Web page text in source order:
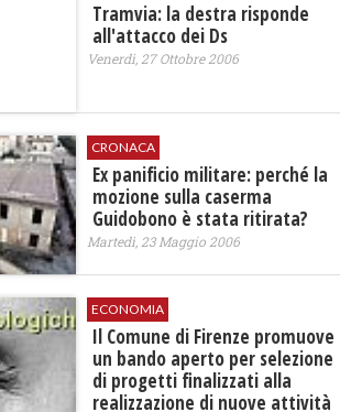
Tramvia: la destra risponde
all'attacco dei Ds
Venerdì, 27 Ottobre 2006
CRONACA
Ex panificio militare: perché la
mozione sulla caserma
Guidobono è stata ritirata?
Martedì, 23 Maggio 2006
ECONOMIA
Il Comune di Firenze promuove
un bando aperto per selezione
di progetti finalizzati alla
realizzazione di nuove attività